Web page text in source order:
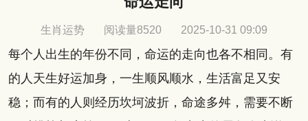
生肖运势 阅读量8520 2025-10-31 09:09
每个人出生的年份不同，命运的走向也各不相同。有
的人天生好运加身，一生顺风顺水，生活富足又安
稳；而有的人则经历坎坷波折，命途多舛，需要不断